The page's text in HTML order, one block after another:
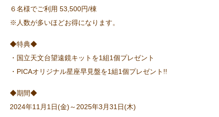
６名様でご利用 53,500円/棟
※人数が多いほどお得になります。
◆特典◆
・国立天文台望遠鏡キットを1組1個プレゼント
・PICAオリジナル星座早見盤を1組1個プレゼント!!
◆期間◆
2024年11月1日(金)～2025年3月31日(木)